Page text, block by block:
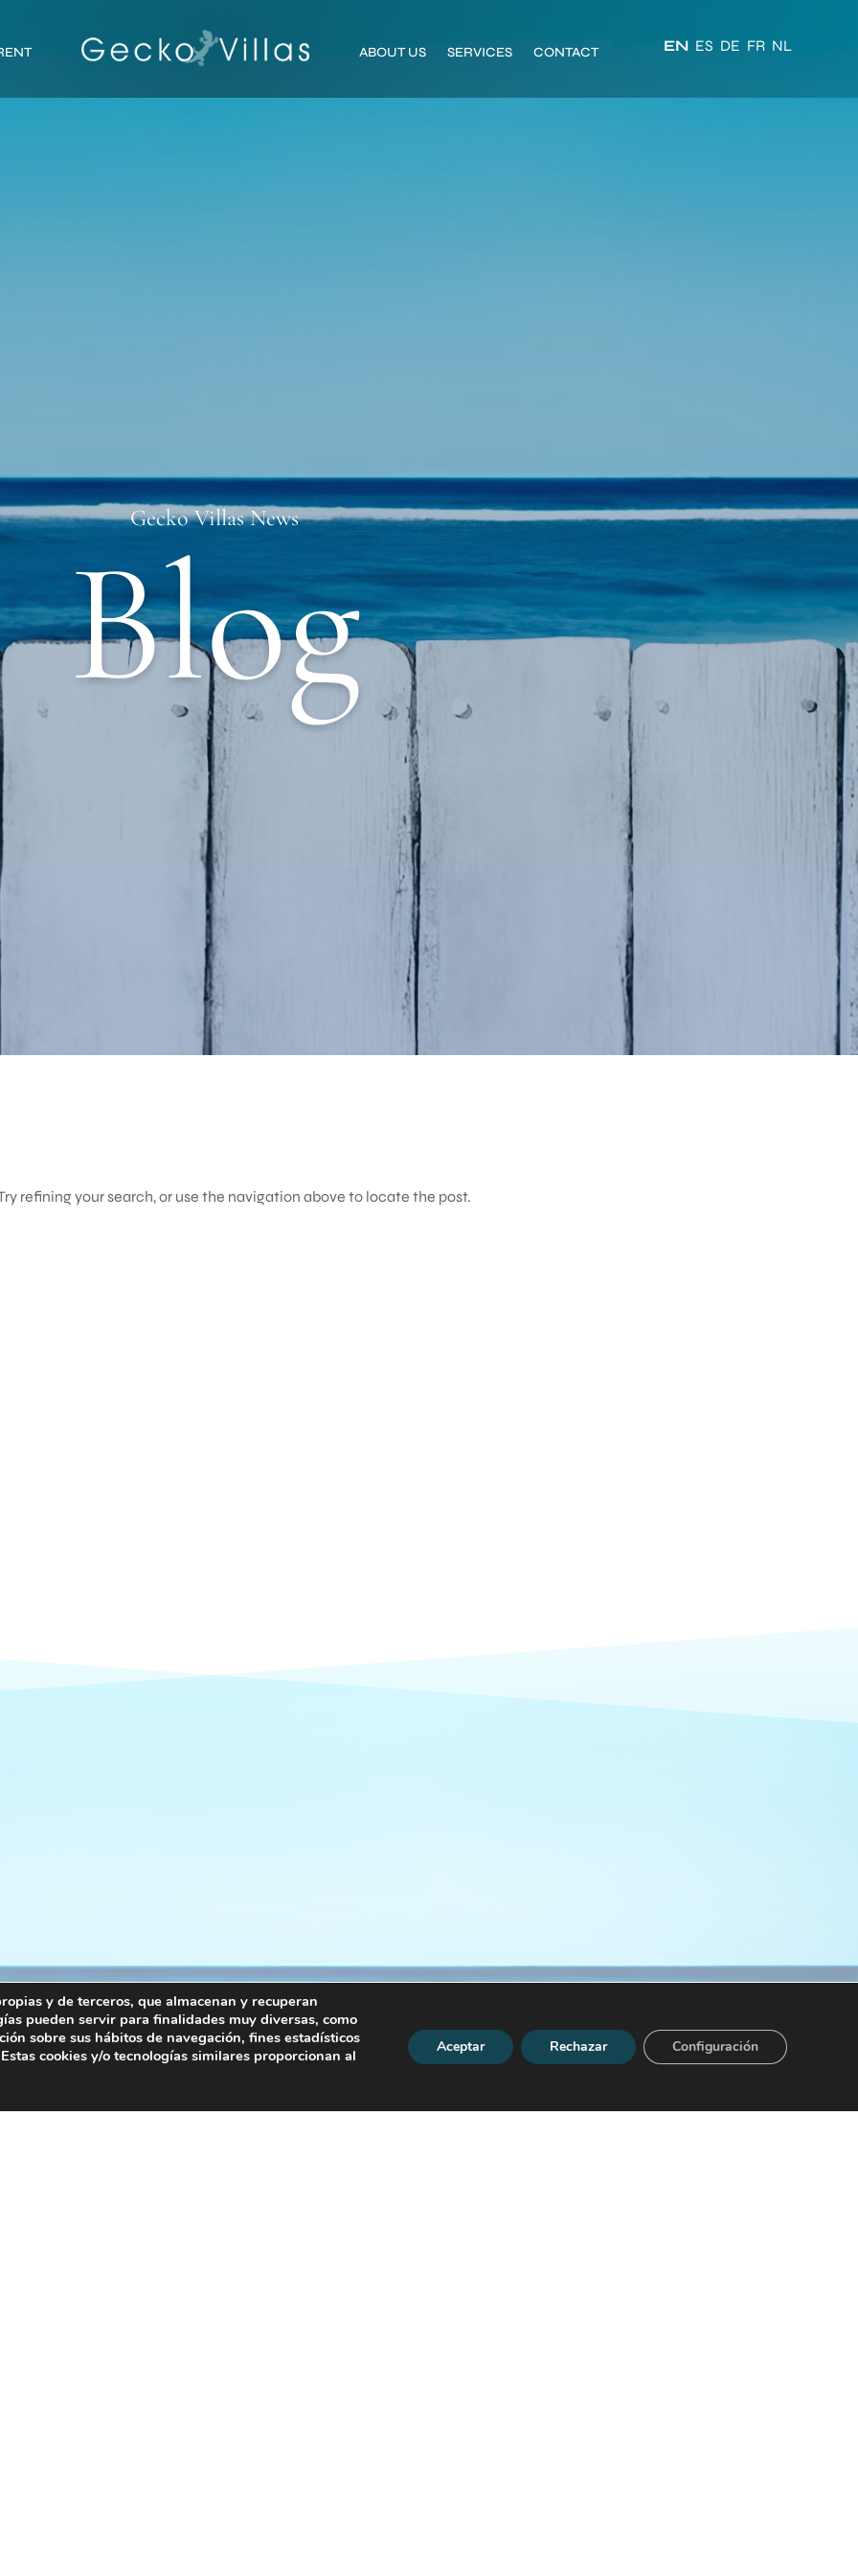
ABOUT US SERVICES CONTACT EN ES DE FR NL
Gecko Villas News
Blog
refining your search, or use the navigation above to locate the post.
y de terceros, que almacenan y recuperan
pueden servir para finalidades muy diversas, como
sobre sus hábitos de navegación, fines estadísticos
cookies y/o tecnologías similares proporcionan al
Aceptar Rechazar Configuración